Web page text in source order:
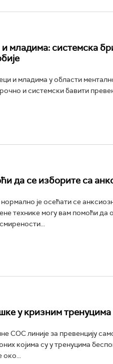
младима: системска
и младима у области
и системски бавити
да се изборите са
је осећати се
технике могу вам помоћи да
у кризним тренуцима
СОС линије за превенцију
којима су у тренуцима